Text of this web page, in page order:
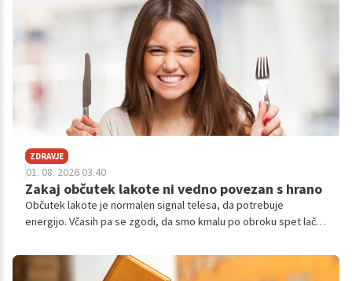
ZDRAVJE
01. 08. 2026 03.40
Zakaj občutek lakote ni vedno povezan s hrano
Občutek lakote je normalen signal telesa, da potrebuje
energijo. Včasih pa se zgodi, da smo kmalu po obroku spet lačni,
zares ne nasitimo. Razlog za to ni vedno v tem, da jemo
premalo.